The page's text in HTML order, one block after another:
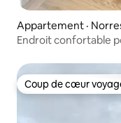
Appartement ·
Endroit confortable
Coup de cœur
Coup de cœur